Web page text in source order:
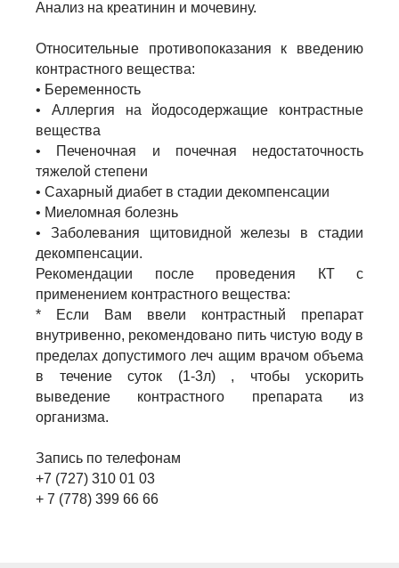
Анализ на креатинин и мочевину.
Относительные противопоказания к введению
контрастного вещества:
• Беременность
• Аллергия на йодосодержащие контрастные
вещества
• Печеночная и почечная недостаточность
тяжелой степени
• Сахарный диабет в стадии декомпенсации
• Миеломная болезнь
• Заболевания щитовидной железы в стадии
декомпенсации.
Рекомендации после проведения КТ с
применением контрастного вещества:
* Если Вам ввели контрастный препарат
внутривенно, рекомендовано пить чистую воду в
пределах допустимого леч ащим врачом объема
в течение суток (1-3л) , чтобы ускорить
выведение контрастного препарата из
организма.
Запись по телефонам
+7 (727) 310 01 03
+ 7 (778) 399 66 66